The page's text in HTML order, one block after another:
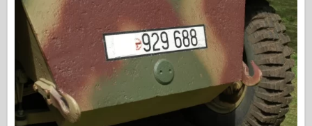
Editora Osprey
Sinal de Esquadrão
TankPower
Caminhões e Tanques
Waffen-Arsenal
Wydawnictwo Militaria